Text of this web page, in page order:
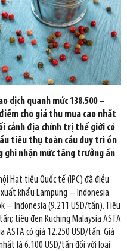
dịch quanh mức 138.500 –
cho giá thu mua cao nhất
cảnh địa chính trị thế giới có
tiêu thụ toàn cầu duy trì ổn
ghi nhận mức tăng trưởng ấn
Hạt tiêu Quốc tế (IPC) đã điều
khẩu Lampung – Indonesia
– Indonesia (9.211 USD/tấn). Tiêu
tiêu đen Kuching Malaysia ASTA
có giá 12.250 USD/tấn. Giá
là 6.100 USD/tấn đối với loại